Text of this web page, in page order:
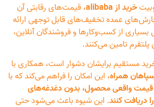
خرید از alibaba
، قیمت‌های رقابتی آن
عمده تخفیف‌های قابل توجهی ارائه
از کسب‌وکارها و فروشندگان آنلاین،
تامین می‌کنند.
خرید مستقیم برایشان دشوار است، همکاری با
همراه، این امکان را فراهم می‌کند که با
قیمت واقعی محصول، بدون دغدغه‌های
دریافت کنند. این شیوه باعث می‌شود حتی